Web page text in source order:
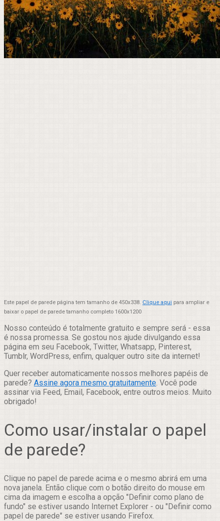
Este papel de parede página tem tamanho de 450x338. Clique aqui para ampliar e
baixar o papel de parede tamanho completo 1600x1200
Nosso conteúdo é totalmente gratuito e sempre será - essa
é nossa promessa. Se gostou nos ajude divulgando essa
página em seu Facebook, Twitter, Whatsapp, Pinterest,
Tumblr, WordPress, enfim, qualquer outro site da internet!
Quer receber automaticamente nossos melhores papéis de
parede? Assine agora mesmo gratuitamente. Você pode
assinar via Feed, Email, Facebook, entre outros meios. Muito
obrigado!
Como usar/instalar o papel
de parede?
Clique no papel de parede acima e o mesmo abrirá em uma
nova janela. Então clique com o botão direito do mouse em
cima da imagem e escolha a opção "Definir como plano de
fundo" se estiver usando Internet Explorer - ou "Definir como
papel de parede" se estiver usando Firefox.